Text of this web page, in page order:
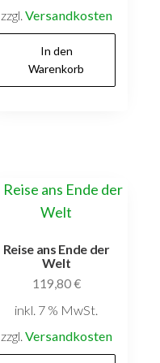
zzgl. Versandkosten
In den
Warenkorb
Reise ans Ende der
Welt
119,80€
inkl. 7 % MwSt.
zzgl. Versandkosten